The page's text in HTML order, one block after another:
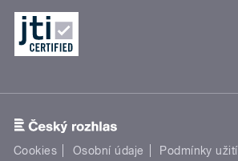
Cookies Osobní údaje Podmínky užití